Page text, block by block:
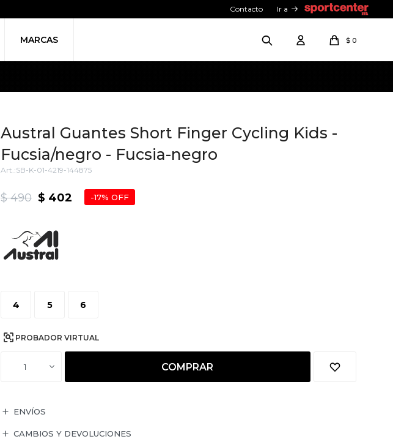
MARCAS $ 0
Contacto Ir a
Austral Guantes Short Finger Cycling Kids -
Fucsia/negro - Fucsia-negro
SB-K-01-4219-144875
$ 402
$ 490 17
4 5 6
PROBADOR VIRTUAL
1 COMPRAR
ENVÍOS
CAMBIOS Y DEVOLUCIONES